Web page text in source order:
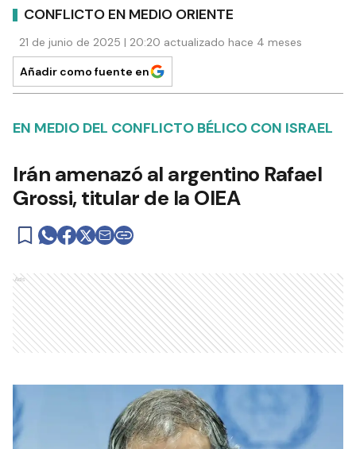
CONFLICTO EN MEDIO ORIENTE
21 de junio de 2025 | 20:20 actualizado hace 4 meses
Añadir como fuente en
EN MEDIO DEL CONFLICTO BÉLICO CON ISRAEL
Irán amenazó al argentino Rafael
Grossi, titular de la OIEA
Ads